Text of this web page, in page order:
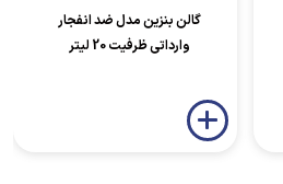
گالن بنزین مدل ضد انفجار
وارداتی ظرفیت 20 لیتر